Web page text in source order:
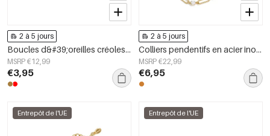
2 à 5 jours
Boucles d&#39;oreilles créoles en acier inoxydable, style cœur, collection Daily Simple, bijoux pour femmes
MSRP €12,99
€3,95
2 à 5 jours
Colliers pendentifs en acier inoxydable, collection Cercle Simple Daily Simple, bijoux pour femmes
MSRP €22,99
€6,95
Entrepôt de l'UE Entrepôt de l'UE